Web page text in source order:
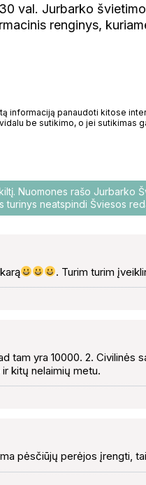
val. Jurbarko
renginys,
informaciją panaudoti kitose
be sutikimo, o jei sutikimas
Nuomones rašo Jurbarko
turinys neatspindi Šviesos
. Turim turim
tam yra 10000. 2.
kitų nelaimių metu.
pėsčiūjų perėjos įrengti,